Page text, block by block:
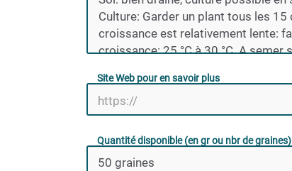
Site Web pour en savoir plus
Quantité disponible (en gr ou nbr de graines)